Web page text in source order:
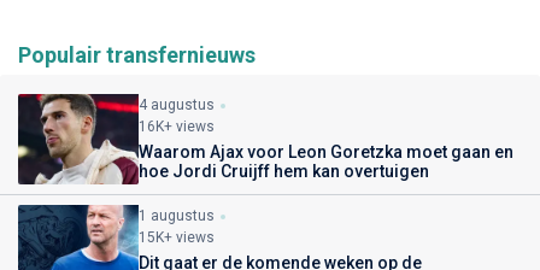
Populair transfernieuws
4 augustus
16K+ views
Waarom Ajax voor Leon Goretzka moet gaan en
hoe Jordi Cruijff hem kan overtuigen
1 augustus
15K+ views
Dit gaat er de komende weken op de